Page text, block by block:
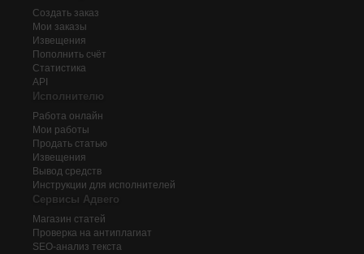
Создать заказ
Мои заказы
Извещения
Пополнить счёт
Статистика
API
Исполнителю
Работа онлайн
Мои работы
Продать статью
Извещения
Вывод средств
Инструкции для исполнителей
Сервисы Адвего
Магазин статей
Проверка на антиплагиат
SEO-анализ текста